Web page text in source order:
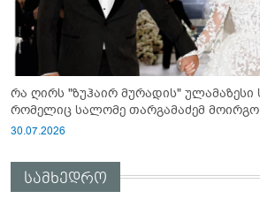
რა ღირს "ზუჰაირ მურადის" ულამაზესი საქორწინო კაბა,
რომელიც სალომე თარგამაძემ მოირგო
30.07.2026
სამხედრო